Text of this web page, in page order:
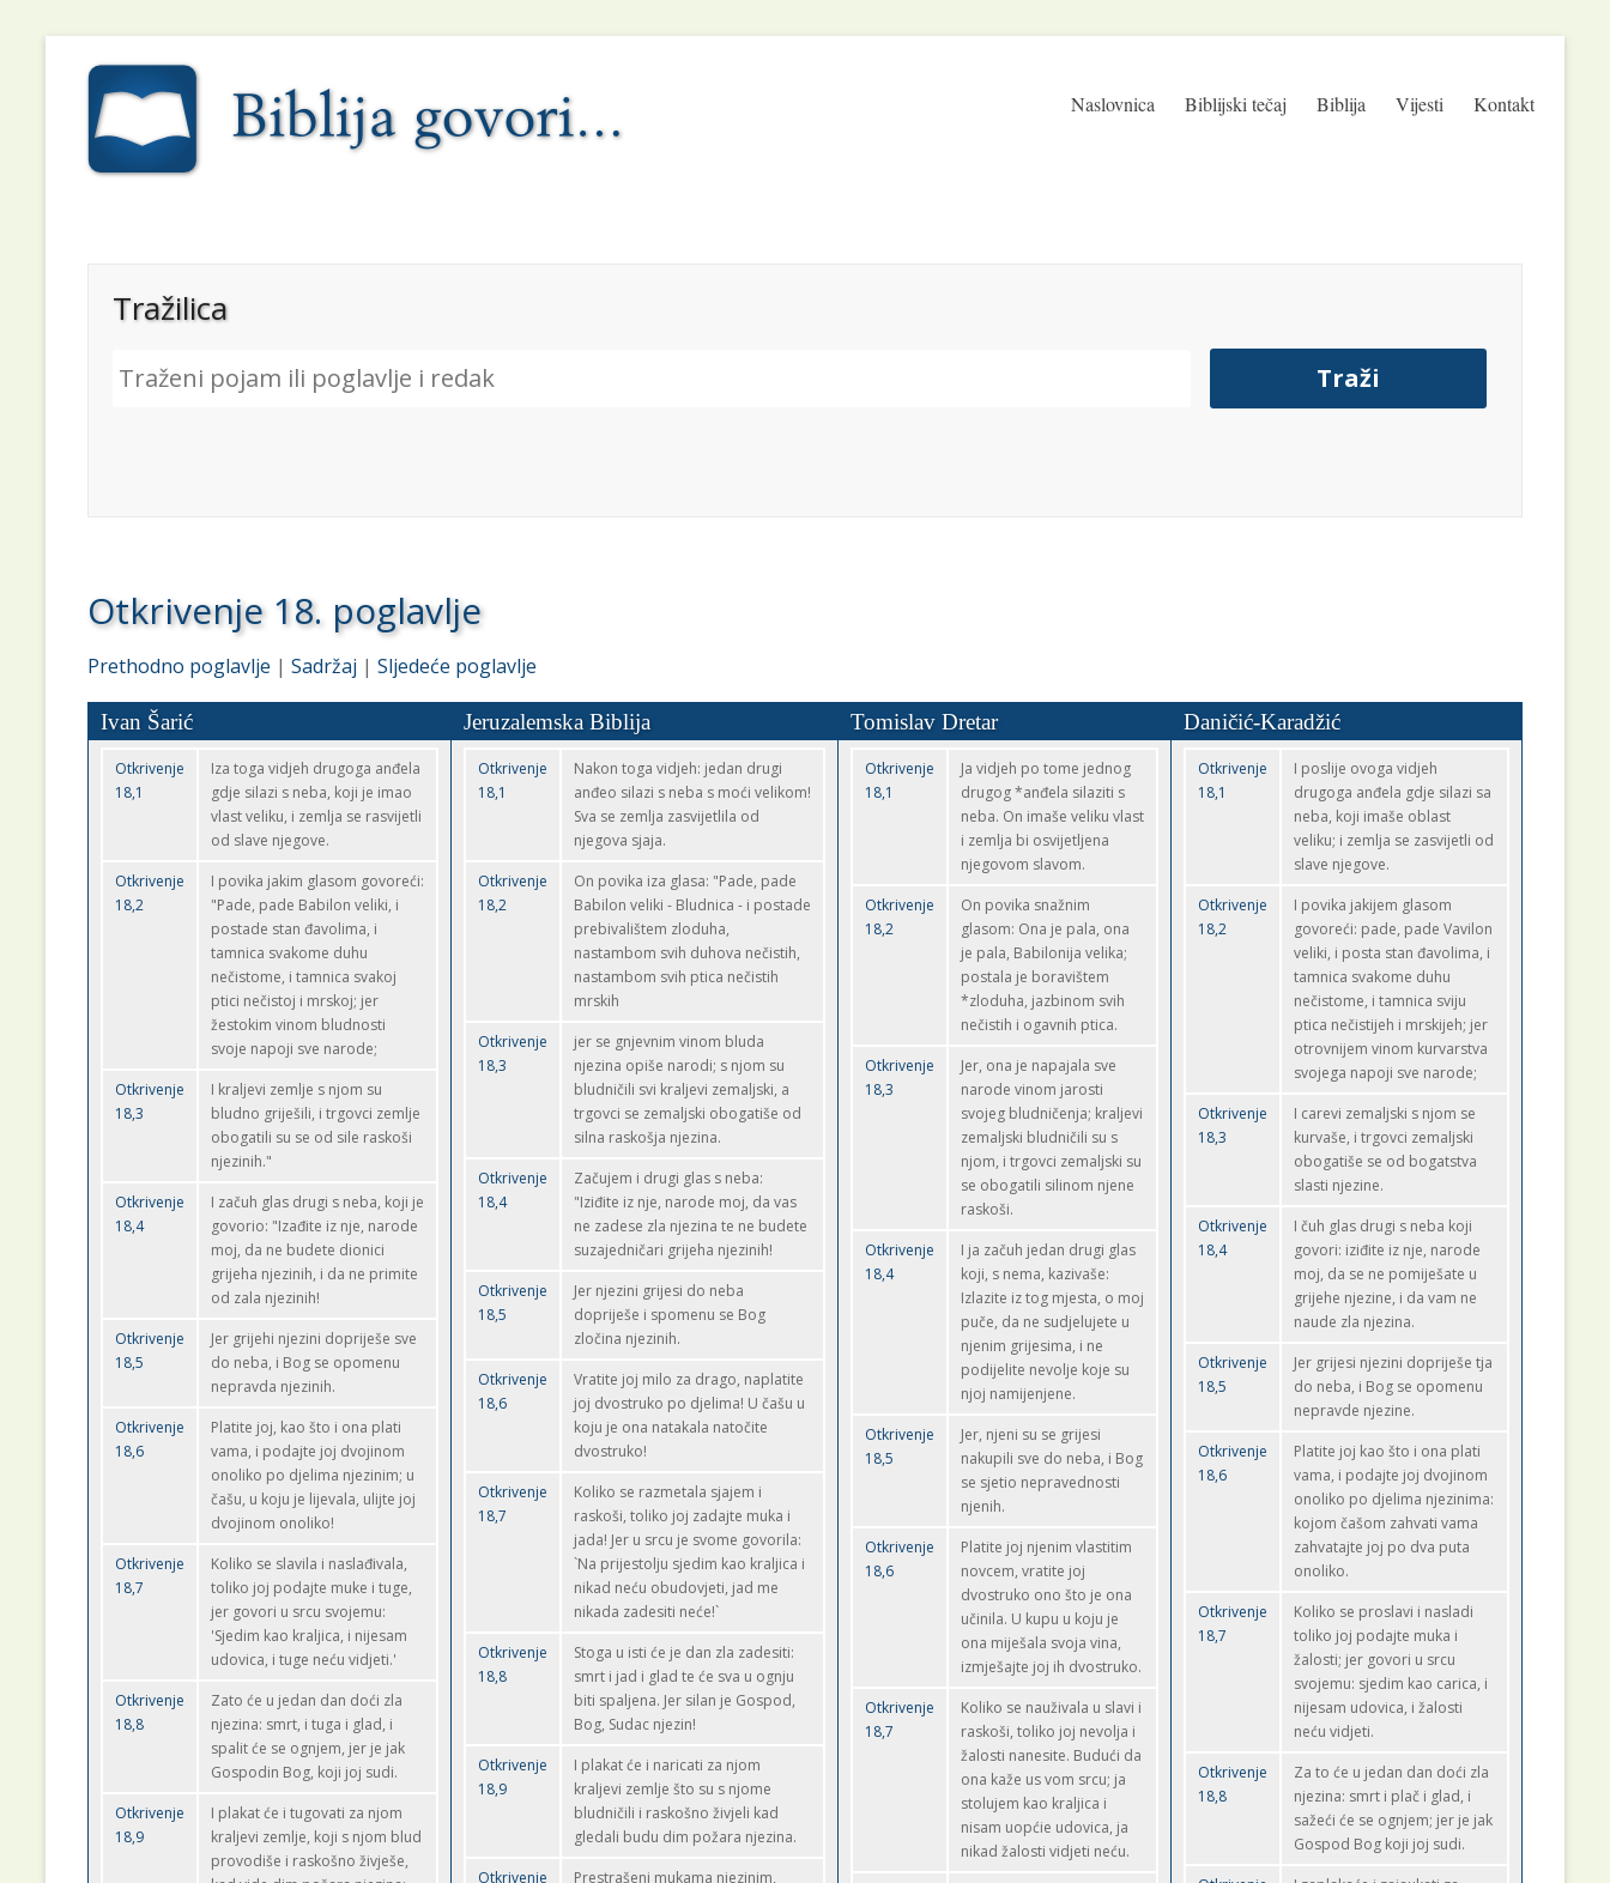
Naslovnica Biblijski tečaj Biblija Vijesti Kontakt
Tražilica
Otkrivenje 18. poglavlje
Prethodno poglavlje | Sadržaj | Sljedeće poglavlje
Ivan Šarić Jeruzalemska Biblija Tomislav Dretar Daničić-Karadžić
Otkrivenje
18,1
Iza toga vidjeh drugoga anđela
gdje silazi s neba, koji je imao
vlast veliku, i zemlja se rasvijetli
od slave njegove.
Otkrivenje
18,2
I povika jakim glasom govoreći:
"Pade, pade Babilon veliki, i
postade stan đavolima, i
tamnica svakome duhu
nečistome, i tamnica svakoj
ptici nečistoj i mrskoj; jer
žestokim vinom bludnosti
svoje napoji sve narode;
Otkrivenje
18,3
I kraljevi zemlje s njom su
bludno griješili, i trgovci zemlje
obogatili su se od sile raskoši
njezinih."
Otkrivenje
18,4
I začuh glas drugi s neba, koji je
govorio: "Izađite iz nje, narode
moj, da ne budete dionici
grijeha njezinih, i da ne primite
od zala njezinih!
Otkrivenje
18,5
Jer grijehi njezini dopriješe sve
do neba, i Bog se opomenu
nepravda njezinih.
Otkrivenje
18,6
Platite joj, kao što i ona plati
vama, i podajte joj dvojinom
onoliko po djelima njezinim; u
čašu, u koju je lijevala, ulijte joj
dvojinom onoliko!
Otkrivenje
18,7
Koliko se slavila i naslađivala,
toliko joj podajte muke i tuge,
jer govori u srcu svojemu:
'Sjedim kao kraljica, i nijesam
udovica, i tuge neću vidjeti.'
Otkrivenje
18,8
Zato će u jedan dan doći zla
njezina: smrt, i tuga i glad, i
spalit će se ognjem, jer je jak
Gospodin Bog, koji joj sudi.
Otkrivenje
18,9
I plakat će i tugovati za njom
kraljevi zemlje, koji s njom blud
provodiše i raskošno živješe,
Otkrivenje
18,1
Nakon toga vidjeh: jedan drugi
anđeo silazi s neba s moći velikom!
Sva se zemlja zasvijetlila od
njegova sjaja.
Otkrivenje
18,2
On povika iza glasa: "Pade, pade
Babilon veliki - Bludnica - i postade
prebivalištem zloduha,
nastambom svih duhova nečistih,
nastambom svih ptica nečistih
mrskih
Otkrivenje
18,3
jer se gnjevnim vinom bluda
njezina opiše narodi; s njom su
bludničili svi kraljevi zemaljski, a
trgovci se zemaljski obogatiše od
silna raskošja njezina.
Otkrivenje
18,4
Začujem i drugi glas s neba:
"Iziđite iz nje, narode moj, da vas
ne zadese zla njezina te ne budete
suzajedničari grijeha njezinih!
Otkrivenje
18,5
Jer njezini grijesi do neba
dopriješe i spomenu se Bog
zločina njezinih.
Otkrivenje
18,6
Vratite joj milo za drago, naplatite
joj dvostruko po djelima! U čašu u
koju je ona natakala natočite
dvostruko!
Otkrivenje
18,7
Koliko se razmetala sjajem i
raskoši, toliko joj zadajte muka i
jada! Jer u srcu je svome govorila:
`Na prijestolju sjedim kao kraljica i
nikad neću obudovjeti, jad me
nikada zadesiti neće!`
Otkrivenje
18,8
Stoga u isti će je dan zla zadesiti:
smrt i jad i glad te će sva u ognju
biti spaljena. Jer silan je Gospod,
Bog, Sudac njezin!
Otkrivenje
18,9
I plakat će i naricati za njom
kraljevi zemlje što su s njome
bludničili i raskošno živjeli kad
gledali budu dim požara njezina.
Otkrivenje
Prestrašeni mukama njezinim,
Otkrivenje
18,1
Ja vidjeh po tome jednog
drugog *anđela silaziti s
neba. On imaše veliku vlast
i zemlja bi osvijetljena
njegovom slavom.
Otkrivenje
18,2
On povika snažnim
glasom: Ona je pala, ona
je pala, Babilonija velika;
postala je boravištem
*zloduha, jazbinom svih
nečistih i ogavnih ptica.
Otkrivenje
18,3
Jer, ona je napajala sve
narode vinom jarosti
svojeg bludničenja; kraljevi
zemaljski bludničili su s
njom, i trgovci zemaljski su
se obogatili silinom njene
raskoši.
Otkrivenje
18,4
I ja začuh jedan drugi glas
koji, s nema, kazivaše:
Izlazite iz tog mjesta, o moj
puče, da ne sudjelujete u
njenim grijesima, i ne
podijelite nevolje koje su
njoj namijenjene.
Otkrivenje
18,5
Jer, njeni su se grijesi
nakupili sve do neba, i Bog
se sjetio nepravednosti
njenih.
Otkrivenje
18,6
Platite joj njenim vlastitim
novcem, vratite joj
dvostruko ono što je ona
učinila. U kupu u koju je
ona miješala svoja vina,
izmješajte joj ih dvostruko.
Otkrivenje
18,7
Koliko se nauživala u slavi i
raskoši, toliko joj nevolja i
žalosti nanesite. Budući da
ona kaže us vom srcu; ja
stolujem kao kraljica i
nisam uopćie udovica, ja
nikad žalosti vidjeti neću.
Otkrivenje
18,1
I poslije ovoga vidjeh
drugoga anđela gdje silazi sa
neba, koji imaše oblast
veliku; i zemlja se zasvijetli od
slave njegove.
Otkrivenje
18,2
I povika jakijem glasom
govoreći: pade, pade Vavilon
veliki, i posta stan đavolima, i
tamnica svakome duhu
nečistome, i tamnica sviju
ptica nečistijeh i mrskijeh; jer
otrovnijem vinom kurvarstva
svojega napoji sve narode;
Otkrivenje
18,3
I carevi zemaljski s njom se
kurvaše, i trgovci zemaljski
obogatiše se od bogatstva
slasti njezine.
Otkrivenje
18,4
I čuh glas drugi s neba koji
govori: iziđite iz nje, narode
moj, da se ne pomiješate u
grijehe njezine, i da vam ne
naude zla njezina.
Otkrivenje
18,5
Jer grijesi njezini dopriješe tja
do neba, i Bog se opomenu
nepravde njezine.
Otkrivenje
18,6
Platite joj kao što i ona plati
vama, i podajte joj dvojinom
onoliko po djelima njezinima:
kojom čašom zahvati vama
zahvatajte joj po dva puta
onoliko.
Otkrivenje
18,7
Koliko se proslavi i nasladi
toliko joj podajte muka i
žalosti; jer govori u srcu
svojemu: sjedim kao carica, i
nijesam udovica, i žalosti
neću vidjeti.
Otkrivenje
18,8
Za to će u jedan dan doći zla
njezina: smrt i plač i glad, i
sažeći će se ognjem; jer je jak
Gospod Bog koji joj sudi.